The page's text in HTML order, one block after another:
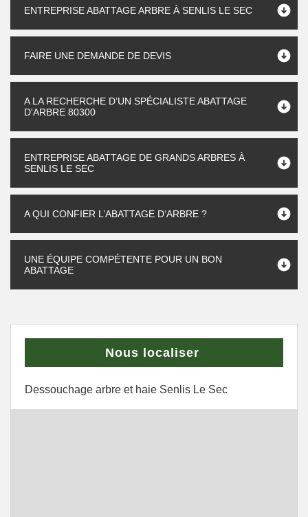
ENTREPRISE ABATTAGE ARBRE À SENLIS LE SEC
FAIRE UNE DEMANDE DE DEVIS
A LA RECHERCHE D’UN SPÉCIALISTE ABATTAGE
D'ARBRE 80300
ENTREPRISE ABATTAGE DE GRANDS ARBRES À
SENLIS LE SEC
A QUI CONFIER L’ABATTAGE D‘ARBRE ?
UNE ÉQUIPE COMPÉTENTE POUR UN BON
ABATTAGE
Nous localiser
Dessouchage arbre et haie Senlis Le Sec